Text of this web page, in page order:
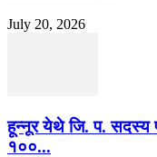
July 20, 2026
हून्नूर येथे जि. प. सदस्य
१००...